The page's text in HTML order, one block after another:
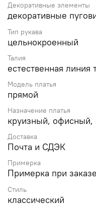
Декоративные элементы
декоративные
Тип рукава
цельнокроенный
Талия
естественная линия
Модель платья
прямой
Назначение платья
круизный, офисный,
Доставка
Почта и СДЭК
Примерка
Примерка при
Стиль
классический